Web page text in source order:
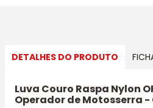
DETALHES DO PRODUTO
Luva Couro Raspa Nylon
Operador de Motosserra -